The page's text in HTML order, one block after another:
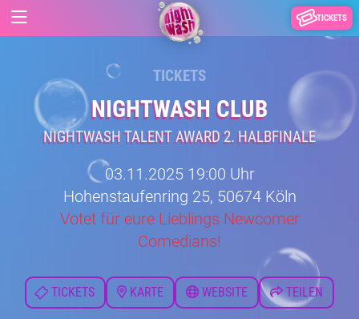
TICKETS
TICKETS
NIGHTWASH CLUB
NIGHTWASH TALENT AWARD 2. HALBFINALE
03.11.2025 19:00 Uhr
Hohenstaufenring 25, 50674 Köln
Votet für eure Lieblings Newcomer
Comedians!
TICKETS KARTE WEBSITE TEILEN